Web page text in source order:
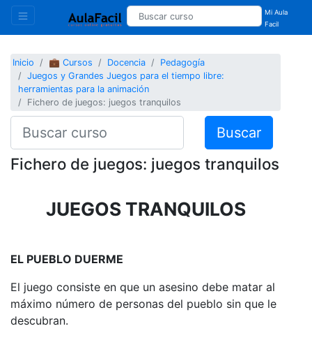
Mi Aula
Facil
Inicio 💼 Cursos Docencia
Pedagogía
Juegos y Grandes Juegos para el tiempo libre:
herramientas para la animación
Fichero de juegos: juegos tranquilos
Buscar
Fichero de juegos: juegos tranquilos
JUEGOS TRANQUILOS
EL PUEBLO DUERME
El juego consiste en que un asesino debe matar al
máximo número de personas del pueblo sin que le
descubran.